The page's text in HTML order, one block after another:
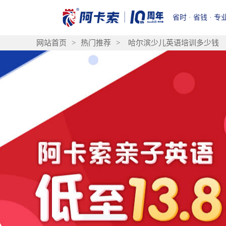
省时 · 省钱 · 专
网站首页 > 热门推荐 > 哈尔滨少儿英语培训多少钱